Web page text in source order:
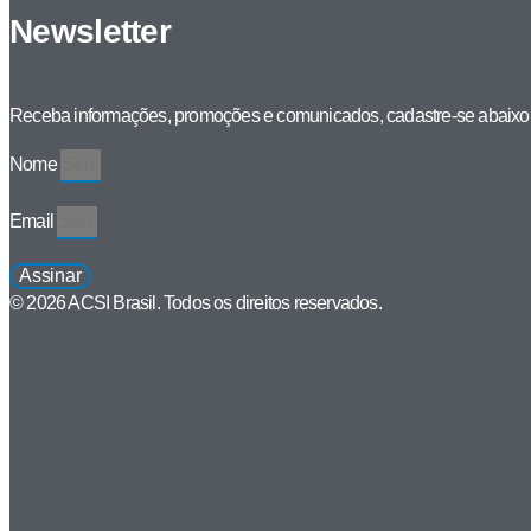
Newsletter
Receba informações, promoções e comunicados, cadastre-se
Nome
Email
Assinar
© 2026 ACSI Brasil. Todos os direitos reservados.